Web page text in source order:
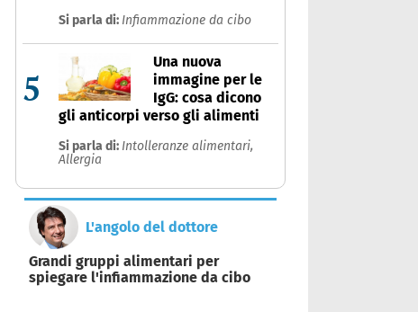
Si parla di: Infiammazione da cibo
5
Una nuova
immagine per le
IgG: cosa dicono
gli anticorpi verso gli alimenti
Si parla di: Intolleranze alimentari,
Allergia
L'angolo del dottore
Grandi gruppi alimentari per
spiegare l'infiammazione da cibo